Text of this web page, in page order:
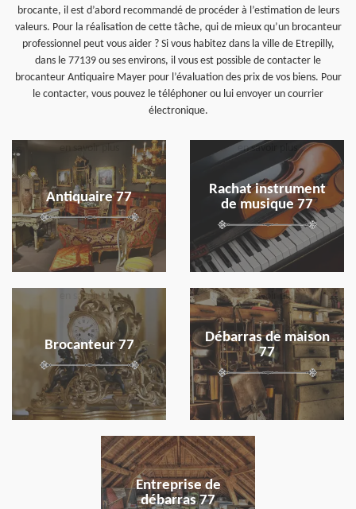
brocante, il est d’abord recommandé de procéder à l’estimation de leurs
valeurs. Pour la réalisation de cette tâche, qui de mieux qu’un brocanteur
professionnel peut vous aider ? Si vous habitez dans la ville de Etrepilly,
dans le 77139 ou ses environs, il vous est possible de contacter le
brocanteur Antiquaire Mayer pour l’évaluation des prix de vos biens. Pour
le contacter, vous pouvez le téléphoner ou lui envoyer un courrier
électronique.
Antiquaire 77
en savoir plus
Rachat instrument
de musique 77
en savoir plus
Brocanteur 77
en savoir plus
Débarras de maison
77
en savoir plus
Entreprise de
débarras 77
en savoir plus